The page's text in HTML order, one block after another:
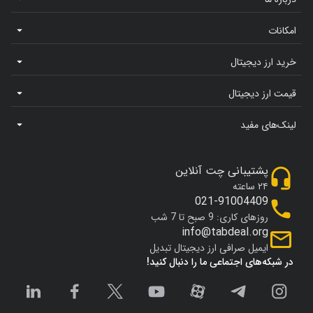
امکانات
خرید ارز دیجیتال
قیمت ارز دیجیتال
لینک‌های مفید
در شبکه‌های اجتماعی ما را دنبال کنید!
پشتیبانی چت آنلاین
۲۴ ساعته
021-91004409
روزهای کاری: 9 صبح تا 7 شب
info@tabdeal.org
ایمیل صرافی ارز دیجیتال تبدیل